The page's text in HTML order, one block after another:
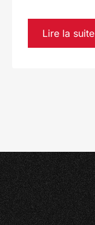
Lire la suite